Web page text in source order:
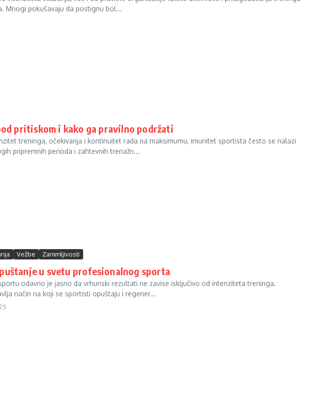
Mnogi pokušavaju da postignu bol...
pritiskom i kako ga pravilno podržati
treninga, očekivanja i kontinuitet rada na maksimumu, imunitet sportista često se nalazi
pripremnih perioda i zahtevnih trenažn...
Vežbe Zanimljivosti
u svetu profesionalnog sporta
odavno je jasno da vrhunski rezultati ne zavise isključivo od intenziteta treninga.
način na koji se sportisti opuštaju i regener...